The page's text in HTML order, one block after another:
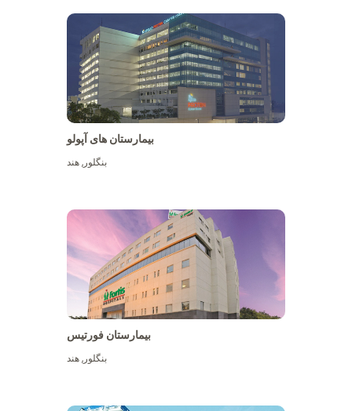
بیمارستان های آپولو
بنگلور,هند
بیمارستان فورتیس
بنگلور,هند